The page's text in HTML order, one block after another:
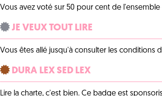
Vous avez voté sur 50 pour cent de l'ensemble
JE VEUX TOUT LIRE
Vous êtes allé jusqu'à consulter les conditions
DURA LEX SED LEX
Lire la charte, c'est bien. Ce badge est